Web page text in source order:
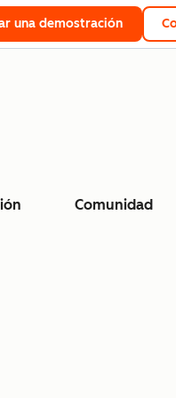
una demostración
Comunidad